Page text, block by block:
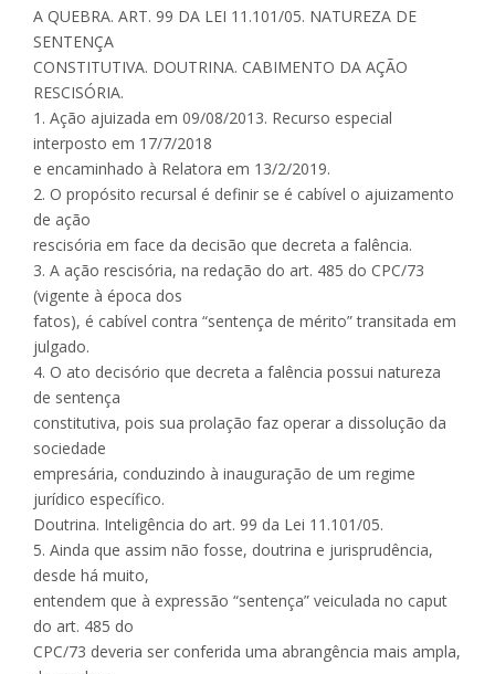
A QUEBRA. ART. 99 DA LEI 11.101/05. NATUREZA DE
SENTENÇA
CONSTITUTIVA. DOUTRINA. CABIMENTO DA AÇÃO
RESCISÓRIA.
1. Ação ajuizada em 09/08/2013. Recurso especial
interposto em 17/7/2018
e encaminhado à Relatora em 13/2/2019.
2. O propósito recursal é definir se é cabível o ajuizamento
de ação
rescisória em face da decisão que decreta a falência.
3. A ação rescisória, na redação do art. 485 do CPC/73
(vigente à época dos
fatos), é cabível contra “sentença de mérito” transitada em
julgado.
4. O ato decisório que decreta a falência possui natureza
de sentença
constitutiva, pois sua prolação faz operar a dissolução da
sociedade
empresária, conduzindo à inauguração de um regime
jurídico específico.
Doutrina. Inteligência do art. 99 da Lei 11.101/05.
5. Ainda que assim não fosse, doutrina e jurisprudência,
desde há muito,
entendem que à expressão “sentença” veiculada no caput
do art. 485 do
CPC/73 deveria ser conferida uma abrangência mais ampla,